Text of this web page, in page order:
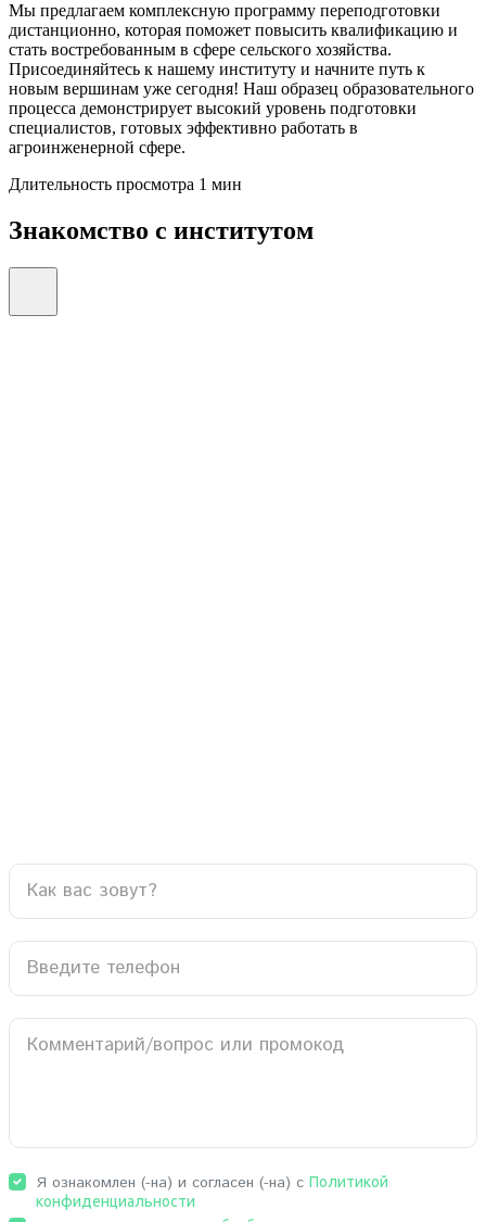
Мы предлагаем комплексную программу переподготовки
дистанционно, которая поможет повысить квалификацию и
стать востребованным в сфере сельского хозяйства.
Присоединяйтесь к нашему институту и начните путь к
новым вершинам уже сегодня! Наш образец образовательного
процесса демонстрирует высокий уровень подготовки
специалистов, готовых эффективно работать в
агроинженерной сфере.
Длительность просмотра 1 мин
Знакомство с институтом